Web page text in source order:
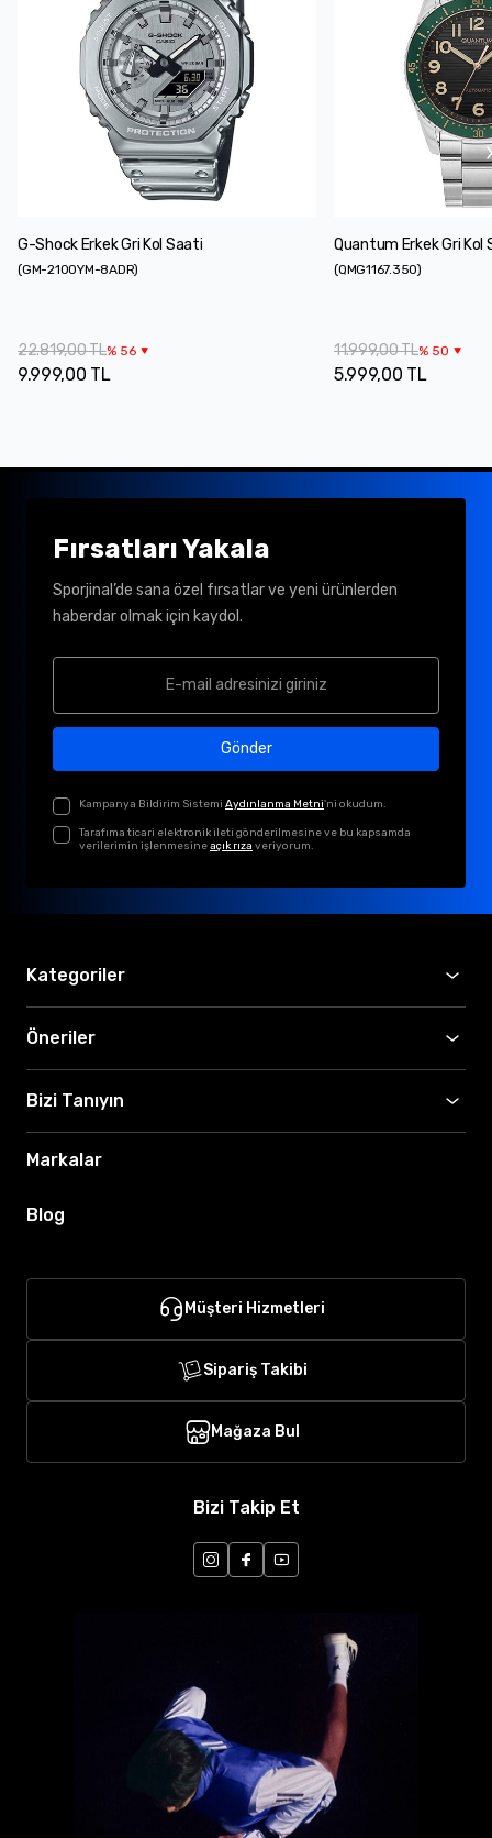
G-Shock Erkek Gri Kol Saati
(GM-2100YM-8ADR)
22.819,00 TL% 56
9.999,00 TL
Quantum Erkek Gri Kol
(QMG1167.350)
11.999,00 TL% 50
5.999,00 TL
Fırsatları Yakala
Sporjinal’de sana özel fırsatlar ve yeni ürünlerden
haberdar olmak için kaydol.
Gönder
Kampanya Bildirim Sistemi Aydınlanma Metni'ni okudum.
Tarafıma ticari elektronik ileti gönderilmesine ve bu kapsamda
verilerimin işlenmesineaçık rıza veriyorum.
Kategoriler
Öneriler
Bizi Tanıyın
Markalar
Blog
Müşteri Hizmetleri
Sipariş Takibi
Mağaza Bul
Bizi Takip Et